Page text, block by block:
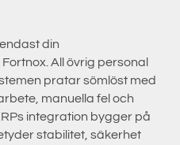
din
All övrig personal
pratar sömlöst med
manuella fel och
integration bygger på
stabilitet, säkerhet